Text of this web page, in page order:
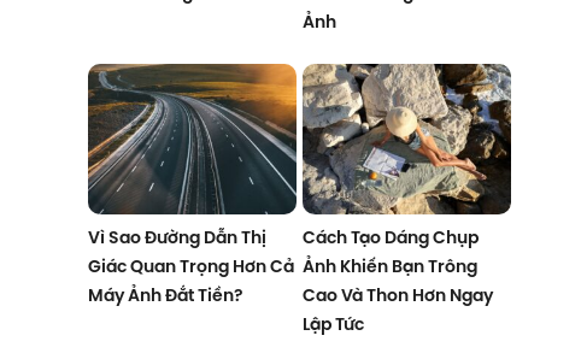
Ảnh
Vì Sao Đường Dẫn Thị
Giác Quan Trọng Hơn Cả
Máy Ảnh Đắt Tiền?
Cách Tạo Dáng Chụp
Ảnh Khiến Bạn Trông
Cao Và Thon Hơn Ngay
Lập Tức